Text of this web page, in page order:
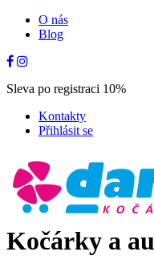
O nás
Blog
Sleva po registraci 10%
Kontakty
Přihlásit se
Kočárky a